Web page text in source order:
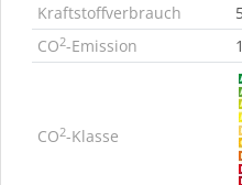
Kraftstoffverbrauch
CO2-Emission
CO2-Klasse